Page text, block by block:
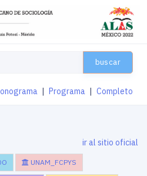
buscar
Programa Completo
ir al sitio oficial
UNAM_FCPYS